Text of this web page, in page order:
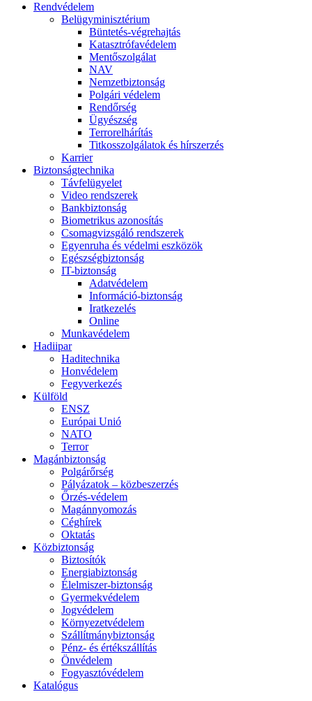
Rendvédelem
Belügyminisztérium
Büntetés-végrehajtás
Katasztrófavédelem
Mentőszolgálat
NAV
Nemzetbiztonság
Polgári védelem
Rendőrség
Ügyészség
Terrorelhárítás
Titkosszolgálatok és hírszerzés
Karrier
Biztonságtechnika
Távfelügyelet
Video rendszerek
Bankbiztonság
Biometrikus azonosítás
Csomagvizsgáló rendszerek
Egyenruha és védelmi eszközök
Egészségbiztonság
IT-biztonság
Adatvédelem
Információ-biztonság
Iratkezelés
Online
Munkavédelem
Hadiipar
Haditechnika
Honvédelem
Fegyverkezés
Külföld
ENSZ
Európai Unió
NATO
Terror
Magánbiztonság
Polgárőrség
Pályázatok – közbeszerzés
Őrzés-védelem
Magánnyomozás
Céghírek
Oktatás
Közbiztonság
Biztosítók
Energiabiztonság
Élelmiszer-biztonság
Gyermekvédelem
Jogvédelem
Környezetvédelem
Szállítmánybiztonság
Pénz- és értékszállítás
Önvédelem
Fogyasztóvédelem
Katalógus